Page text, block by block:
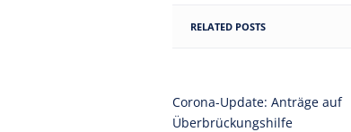
RELATED POSTS
Corona-Update: Anträge auf
Überbrückungshilfe